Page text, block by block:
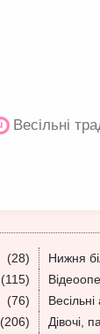
Весільні
(28) Нижня
(115)
(76)
(206) Дівочі,